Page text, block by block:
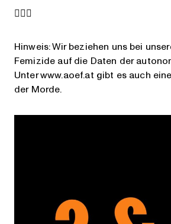
✊🏼💜
Hinweis: Wir beziehen uns bei
Femizide auf die Daten der
Unter www.aoef.at gibt es auch
der Morde.